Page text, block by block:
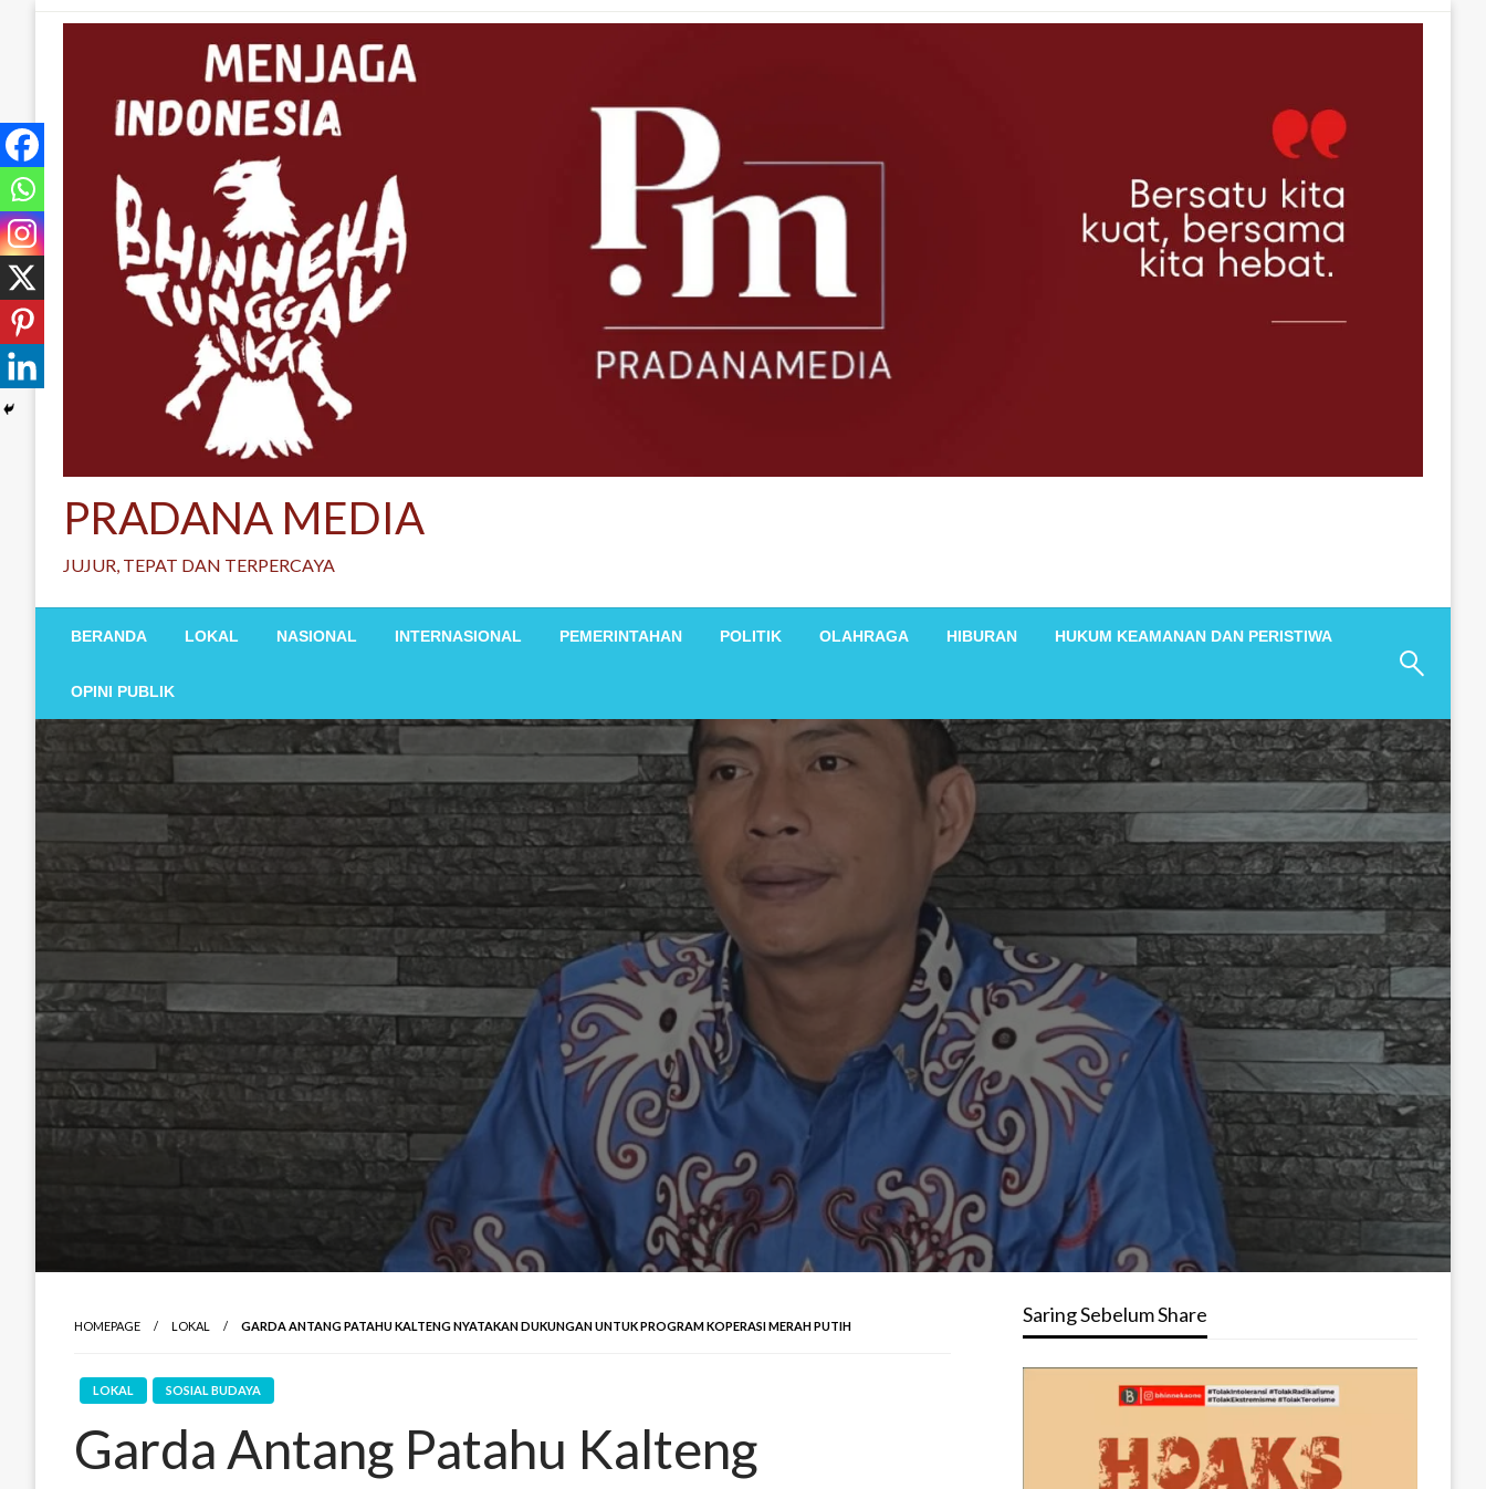
PRADANA MEDIA
JUJUR, TEPAT DAN TERPERCAYA
BERANDA LOKAL NASIONAL INTERNASIONAL PEMERINTAHAN POLITIK OLAHRAGA HIBURAN HUKUM KEAMANAN DAN PERISTIWA
OPINI PUBLIK
HOMEPAGE LOKAL GARDA ANTANG PATAHU KALTENG NYATAKAN DUKUNGAN UNTUK PROGRAM KOPERASI MERAH PUTIH
LOKAL SOSIAL BUDAYA
Garda Antang Patahu Kalteng
Saring Sebelum Share